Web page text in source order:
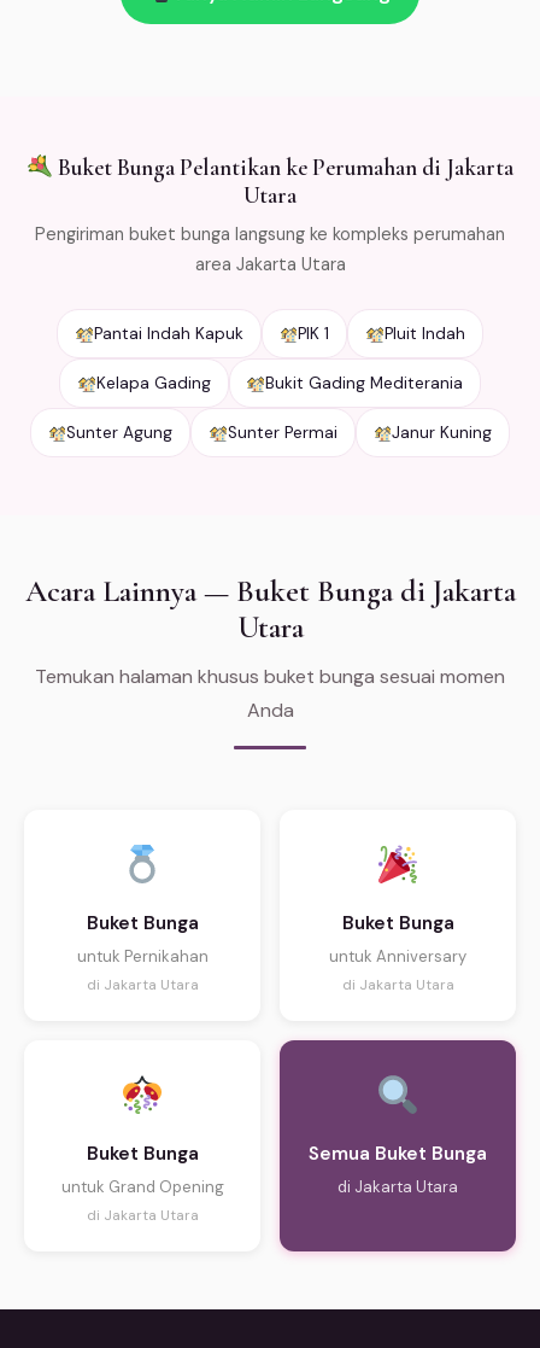
Buket Bunga Pelantikan ke Perumahan di Jakarta
Utara
Pengiriman buket bunga langsung ke kompleks perumahan
area Jakarta Utara
Pantai Indah Kapuk PIK 1 Pluit Indah
Kelapa Gading Bukit Gading Mediterania
Sunter Agung Sunter Permai Janur Kuning
Acara Lainnya — Buket Bunga di Jakarta
Utara
Temukan halaman khusus buket bunga sesuai momen
Anda
Buket Bunga
untuk Pernikahan
di Jakarta Utara
Buket Bunga
untuk Anniversary
di Jakarta Utara
Buket Bunga
untuk Grand Opening
di Jakarta Utara
Semua Buket Bunga
di Jakarta Utara